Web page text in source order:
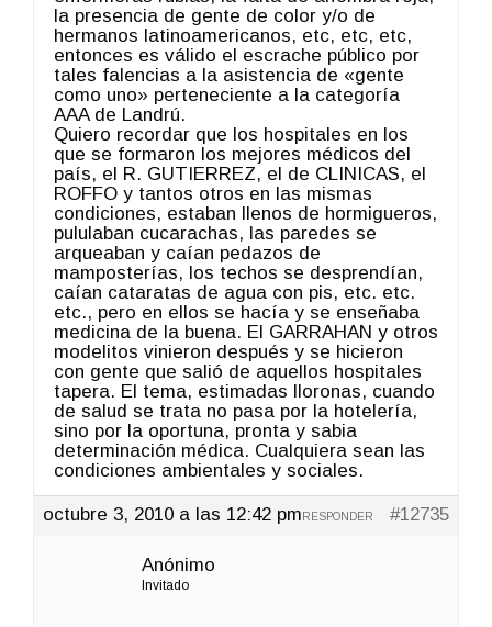
la presencia de gente de color y/o de
hermanos latinoamericanos, etc, etc, etc,
entonces es válido el escrache público por
tales falencias a la asistencia de «gente
como uno» perteneciente a la categoría
AAA de Landrú.
Quiero recordar que los hospitales en los
que se formaron los mejores médicos del
país, el R. GUTIERREZ, el de CLINICAS, el
ROFFO y tantos otros en las mismas
condiciones, estaban llenos de hormigueros,
pululaban cucarachas, las paredes se
arqueaban y caían pedazos de
mamposterías, los techos se desprendían,
caían cataratas de agua con pis, etc. etc.
etc., pero en ellos se hacía y se enseñaba
medicina de la buena. El GARRAHAN y otros
modelitos vinieron después y se hicieron
con gente que salió de aquellos hospitales
tapera. El tema, estimadas lloronas, cuando
de salud se trata no pasa por la hotelería,
sino por la oportuna, pronta y sabia
determinación médica. Cualquiera sean las
condiciones ambientales y sociales.
octubre 3, 2010 a las 12:42 pm #12735
RESPONDER
Anónimo
Invitado